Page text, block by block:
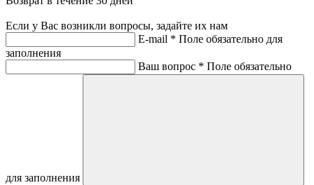
Если у Вас возникли вопросы, задайте их нам
E-mail * Поле обязательно для
заполнения
Ваш вопрос * Поле обязательно
для заполнения